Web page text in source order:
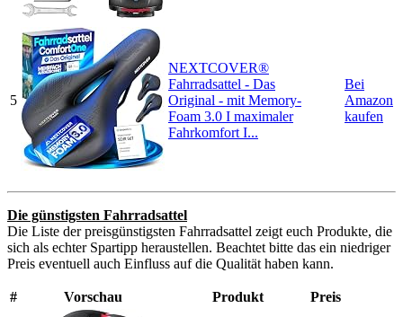
5
NEXTCOVER®
Fahrradsattel - Das
Original - mit Memory-
Foam 3.0 I maximaler
Fahrkomfort I...
Bei
Amazon
kaufen
Die günstigsten Fahrradsattel
Die Liste der preisgünstigsten Fahrradsattel zeigt euch Produkte, die
sich als echter Spartipp heraustellen. Beachtet bitte das ein niedriger
Preis eventuell auch Einfluss auf die Qualität haben kann.
# Vorschau Produkt Preis